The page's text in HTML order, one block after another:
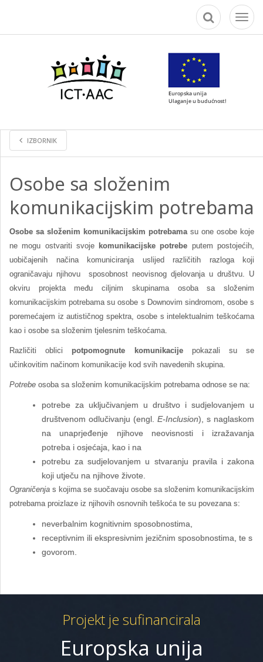
Toggle
IZBORNIK
Osobe sa složenim
komunikacijskim potrebama
Osobe sa složenim komunikacijskim potrebamasu one osobe koje
ne mogu ostvariti svoje komunikacijske potrebe putem postojećih,
uobičajenih načina komuniciranja uslijed različitih razloga koji
ograničavaju njihovu sposobnost neovisnog djelovanja u društvu. U
okviru projekta među ciljnim skupinama osoba sa složenim
komunikacijskim potrebama su osobe s Downovim sindromom, osobe s
poremećajem iz autističnog spektra, osobe s intelektualnim teškoćama
kao i osobe sa složenim tjelesnim teškoćama.
Različiti oblicipotpomognute komunikacijepokazali su se
učinkovitim načinom komunikacije kod svih navedenih skupina.
Potrebe osoba sa složenim komunikacijskim potrebama odnose se na:
potrebe za uključivanjem u društvo i sudjelovanjem u
društvenom odlučivanju (engl. E-Inclusion), s naglaskom
na unaprjeđenje njihove neovisnosti i izražavanja
potreba i osjećaja, kao i na
potrebu za sudjelovanjem u stvaranju pravila i zakona
koji utječu na njihove živote.
Ograničenja s kojima se suočavaju osobe sa složenim komunikacijskim
potrebama proizlaze iz njihovih osnovnih teškoća te su povezana s:
neverbalnim kognitivnim sposobnostima,
receptivnim ili ekspresivnim jezičnim sposobnostima, te s
govorom.
Projekt je sufinancirala
Europska unija